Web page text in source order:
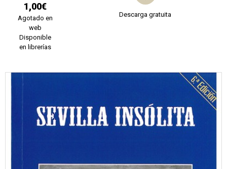
1,00€
Agotado en
web
Disponible
en librerías
Descarga gratuita